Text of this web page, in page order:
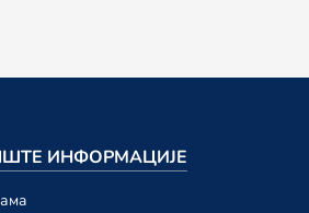
ИНФОРМАЦИЈЕ